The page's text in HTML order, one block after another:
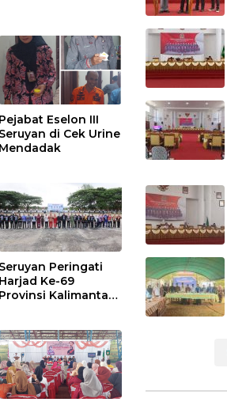
Pejabat Eselon III
Seruyan di Cek Urine
Mendadak
Seruyan Peringati
Harjad Ke-69
Provinsi Kalimantan